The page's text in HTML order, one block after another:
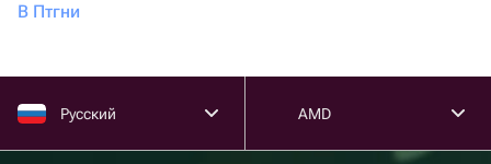
В Птгни
Русский AMD